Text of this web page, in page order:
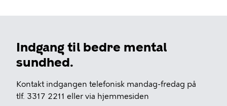
Indgang til bedre mental
sundhed.
Kontakt indgangen telefonisk mandag-fredag på
tlf. 3317 2211 eller via hjemmesiden